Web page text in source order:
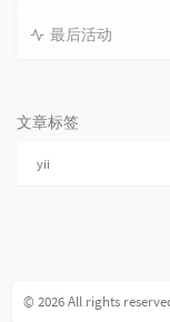
最后活动
文章标签
yii
© 2026 All rights